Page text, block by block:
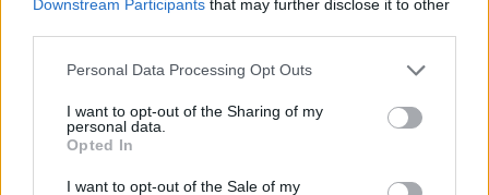
Downstream Participants that may further disclose it to other
Personal Data Processing Opt Outs
I want to opt-out of the Sharing of my
personal data.
Opted In
I want to opt-out of the Sale of my
vairuojamas „Opel“ sukėlė avariją
Lrytas.lt